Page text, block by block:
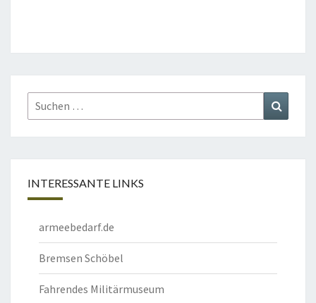
Suchen
nach:
INTERESSANTE LINKS
armeebedarf.de
Bremsen Schöbel
Fahrendes Militärmuseum